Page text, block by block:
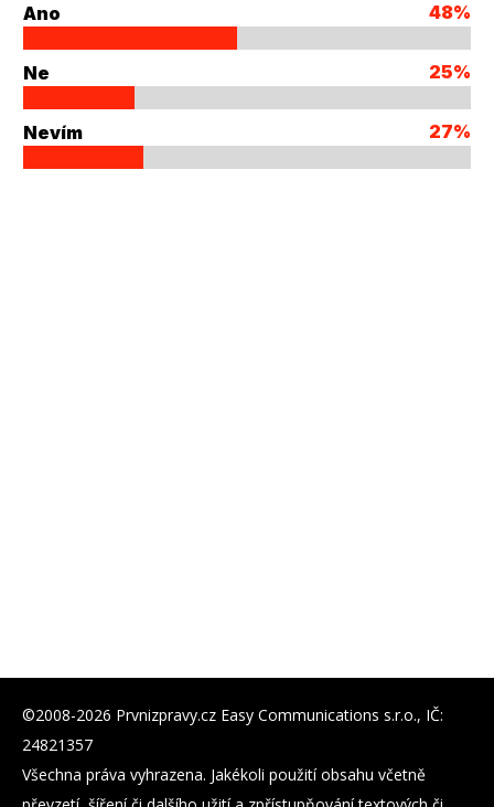
Ano
48%
Ne 25%
Nevím 27%
©2008-2026 Prvnizpravy.cz Easy Communications s.r.o., IČ:
24821357
Všechna práva vyhrazena. Jakékoli použití obsahu včetně